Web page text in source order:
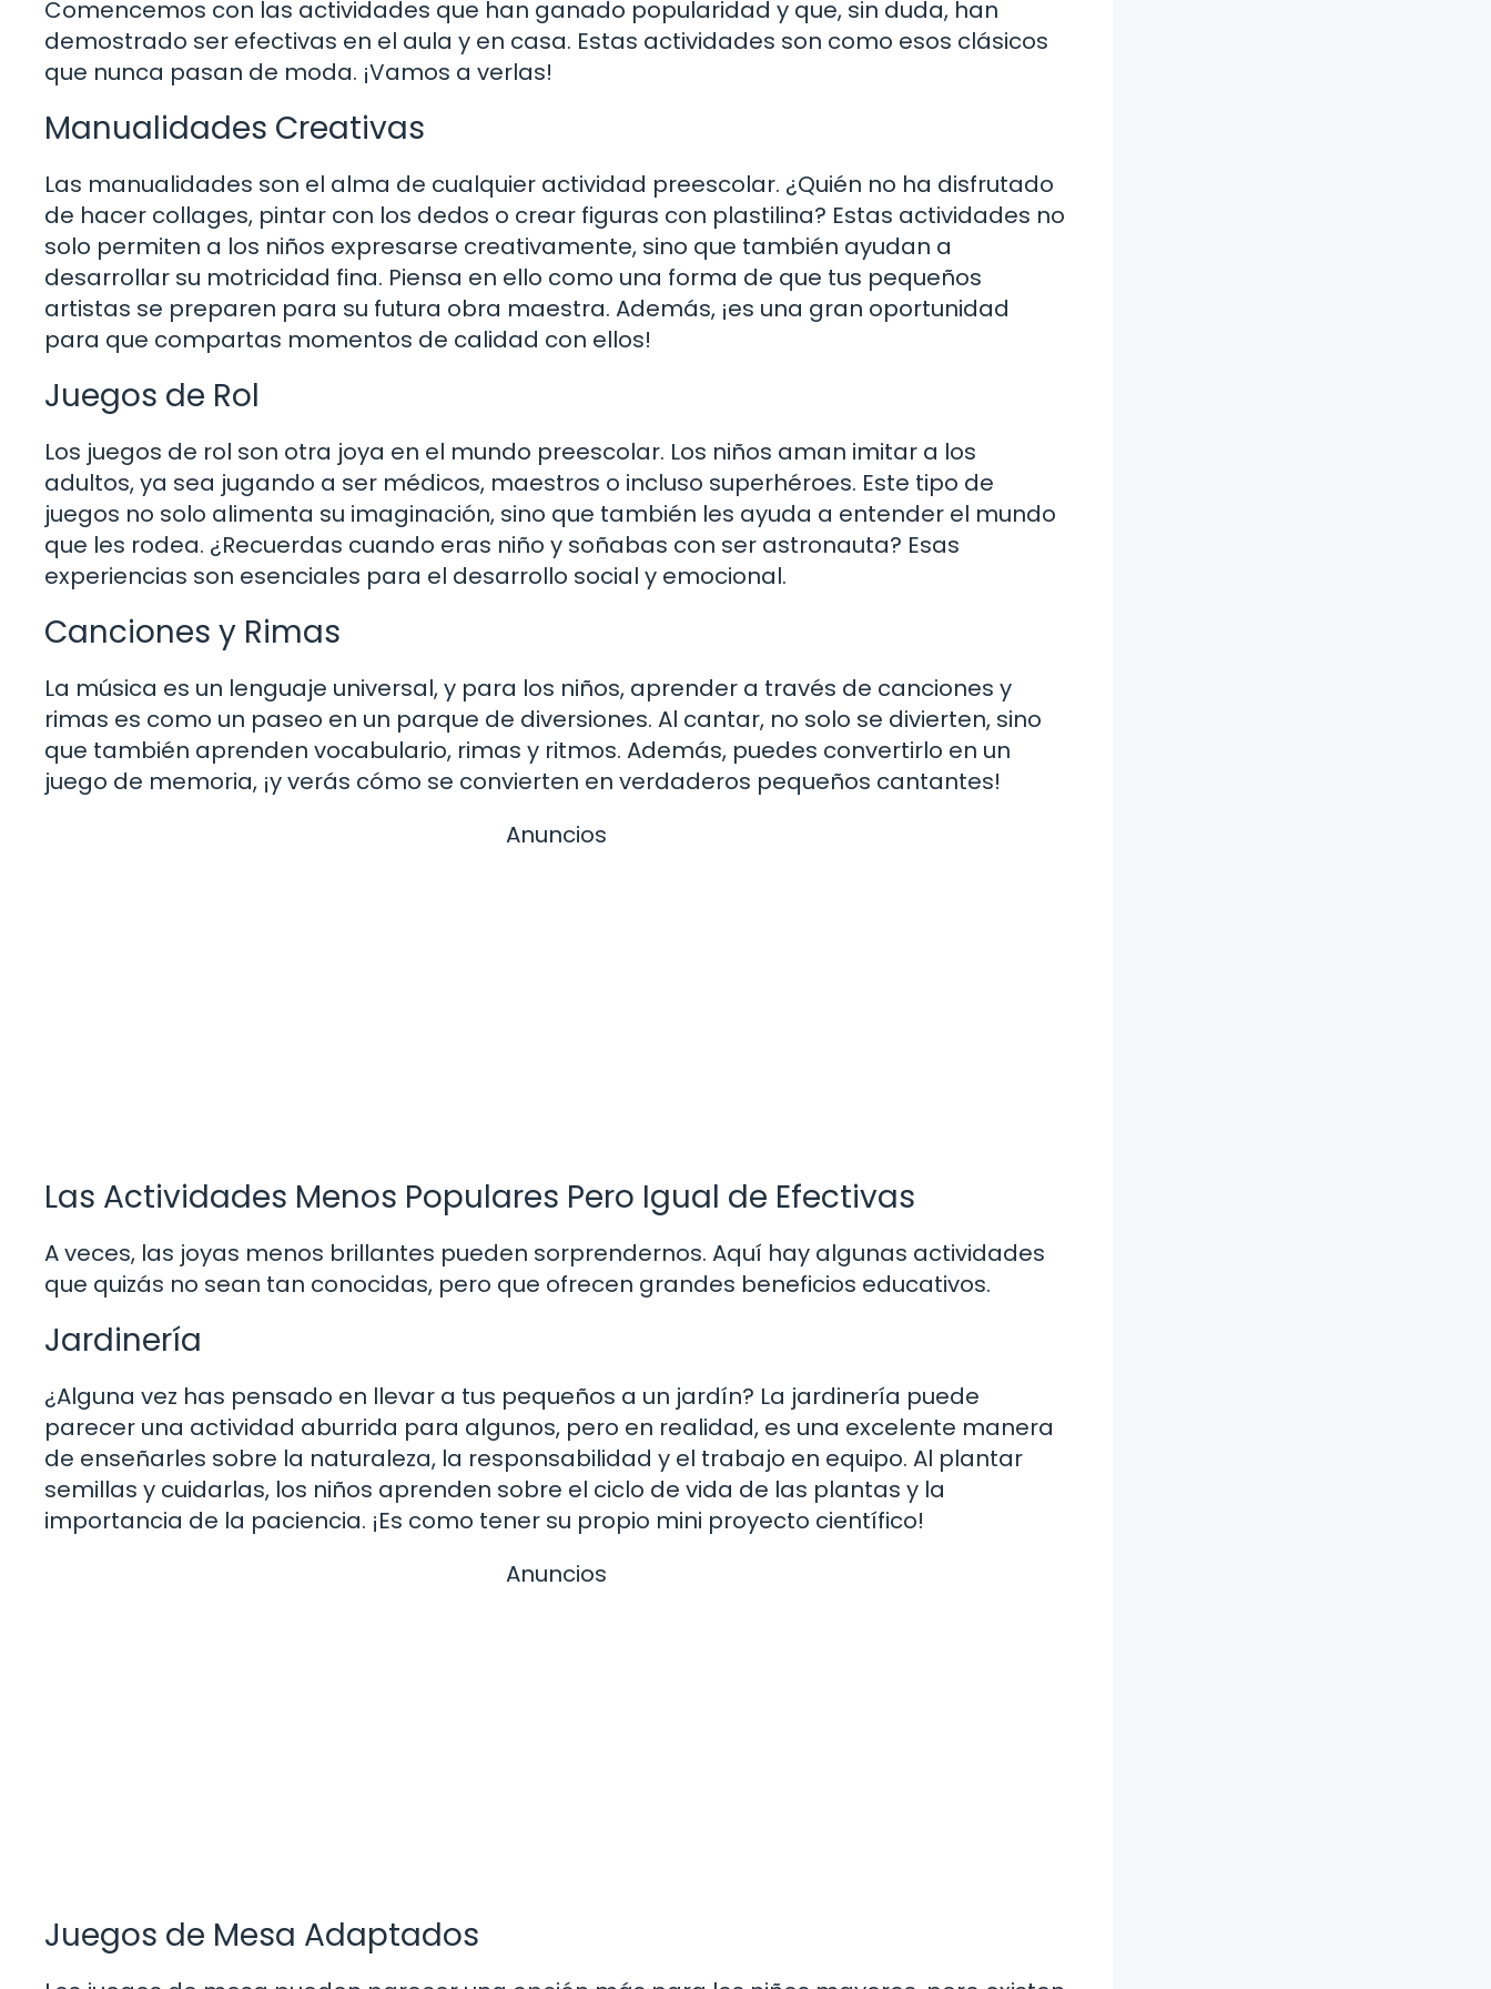
Comencemos con las actividades que han ganado popularidad y que, sin duda, han
demostrado ser efectivas en el aula y en casa. Estas actividades son como esos clásicos
que nunca pasan de moda. ¡Vamos a verlas!
Manualidades Creativas
Las manualidades son el alma de cualquier actividad preescolar. ¿Quién no ha disfrutado
de hacer collages, pintar con los dedos o crear figuras con plastilina? Estas actividades no
solo permiten a los niños expresarse creativamente, sino que también ayudan a
desarrollar su motricidad fina. Piensa en ello como una forma de que tus pequeños
artistas se preparen para su futura obra maestra. Además, ¡es una gran oportunidad
para que compartas momentos de calidad con ellos!
Juegos de Rol
Los juegos de rol son otra joya en el mundo preescolar. Los niños aman imitar a los
adultos, ya sea jugando a ser médicos, maestros o incluso superhéroes. Este tipo de
juegos no solo alimenta su imaginación, sino que también les ayuda a entender el mundo
que les rodea. ¿Recuerdas cuando eras niño y soñabas con ser astronauta? Esas
experiencias son esenciales para el desarrollo social y emocional.
Canciones y Rimas
La música es un lenguaje universal, y para los niños, aprender a través de canciones y
rimas es como un paseo en un parque de diversiones. Al cantar, no solo se divierten, sino
que también aprenden vocabulario, rimas y ritmos. Además, puedes convertirlo en un
juego de memoria, ¡y verás cómo se convierten en verdaderos pequeños cantantes!
Anuncios
Las Actividades Menos Populares Pero Igual de Efectivas
A veces, las joyas menos brillantes pueden sorprendernos. Aquí hay algunas actividades
que quizás no sean tan conocidas, pero que ofrecen grandes beneficios educativos.
Jardinería
¿Alguna vez has pensado en llevar a tus pequeños a un jardín? La jardinería puede
parecer una actividad aburrida para algunos, pero en realidad, es una excelente manera
de enseñarles sobre la naturaleza, la responsabilidad y el trabajo en equipo. Al plantar
semillas y cuidarlas, los niños aprenden sobre el ciclo de vida de las plantas y la
importancia de la paciencia. ¡Es como tener su propio mini proyecto científico!
Anuncios
Juegos de Mesa Adaptados